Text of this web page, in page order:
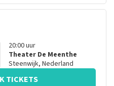
20:00uur
Theater De Meenthe
Steenwijk, Nederland
TICKETS